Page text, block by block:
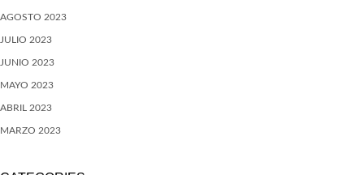
AGOSTO 2023
JULIO 2023
JUNIO 2023
MAYO 2023
ABRIL 2023
MARZO 2023